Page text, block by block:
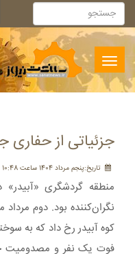
Toggle
navigation
جزئیاتی از حفاری
تاريخ:پنجم مرداد 1404 ساعت 10:48
منطقه‌ گردشگری
نگران‌کننده بود. دوم
فوت یک نفر و مصدومیت